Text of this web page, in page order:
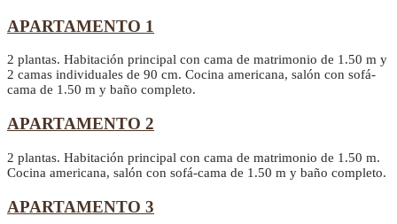
APARTAMENTO 1
2 plantas. Habitación principal con cama de matrimonio de 1.50 m y
2 camas individuales de 90 cm. Cocina americana, salón con sofá-
cama de 1.50 m y baño completo.
APARTAMENTO 2
2 plantas. Habitación principal con cama de matrimonio de 1.50 m.
Cocina americana, salón con sofá-cama de 1.50 m y baño completo.
APARTAMENTO 3